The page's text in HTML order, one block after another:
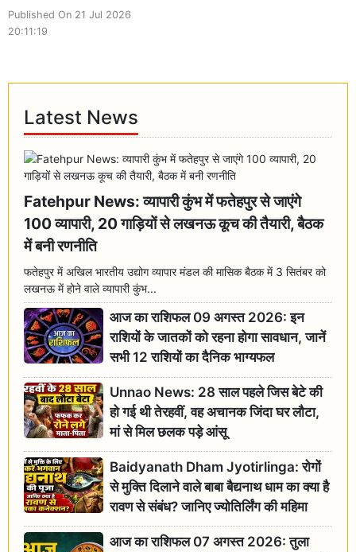
Published On 21 Jul 2026
20:11:19
Latest News
Fatehpur News: व्यापारी कुंभ में फतेहपुर से जाएंगे
100 व्यापारी, 20 गाड़ियों से लखनऊ कूच की तैयारी, बैठक
में बनी रणनीति
फतेहपुर में अखिल भारतीय उद्योग व्यापार मंडल की मासिक बैठक में 3 सितंबर को
लखनऊ में होने वाले व्यापारी कुंभ...
आज का राशिफल 09 अगस्त 2026: इन
राशियों के जातकों को रहना होगा सावधान, जानें
सभी 12 राशियों का दैनिक भाग्यफल
Unnao News: 28 साल पहले जिस बेटे की
हो गई थी तेरहवीं, वह अचानक जिंदा घर लौटा,
मां से मिल छलक पड़े आंसू
Baidyanath Dham Jyotirlinga: रोगों
से मुक्ति दिलाने वाले बाबा बैद्यनाथ धाम का क्या है
रावण से संबंध? जानिए ज्योतिर्लिंग की महिमा
आज का राशिफल 07 अगस्त 2026: तुला